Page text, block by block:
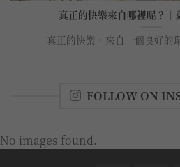
真正的快樂來自哪裡呢？｜
真正的快樂，來自一個良好的
FOLLOW ON
No images found.